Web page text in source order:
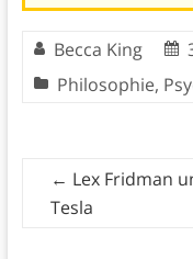
Becca King
Philosophie,
← Lex Fridman
Tesla